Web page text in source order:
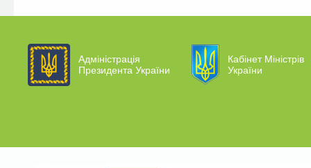
Адміністрація
Президента України
Кабінет Міністрів
України